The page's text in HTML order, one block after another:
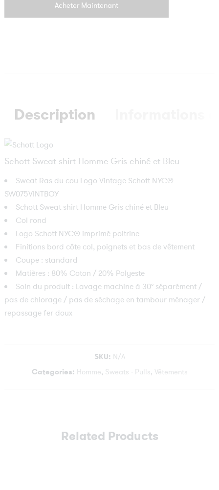
Acheter Maintenant
Description
Schott Sweat shirt Homme Gris chiné et Bleu
Sweat Ras du cou Logo Vintage Schott NYC®
SW075VINTBOY
Schott Sweat shirt Homme Gris chiné et Bleu
Col rond
Logo Schott NYC® imprimé poitrine
Finitions bord côte col, poignets et bas de vêtement
Coupe : standard
Matières : 80% Coton / 20% Polyeste
Soin du produit : Lavage machine à 30° séparément /
pas de chlorage / pas de séchage en tambour ménager /
repassage fer doux
SKU: N/A
Categories: Homme, Sweats - Pulls, Vêtements
Related Products